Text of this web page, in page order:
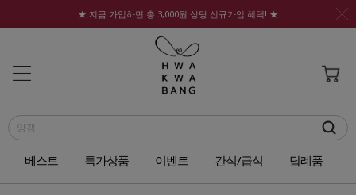
★ 지금 가입하면 총 3,000원 상당 신규가입 혜택! ★
베스트 특가상품 이벤트 간식/급식 답례품